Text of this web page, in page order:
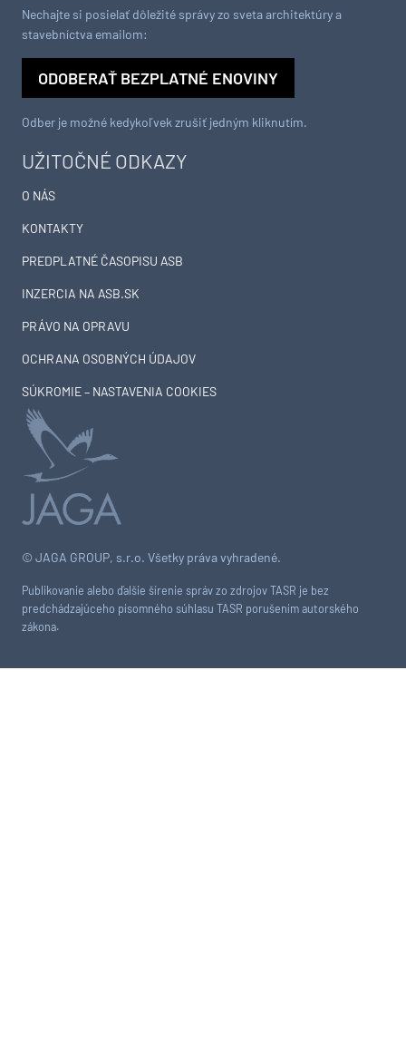
© JAGA GROUP, s.r.o. Všetky práva vyhradené.
Publikovanie alebo ďalšie šírenie správ zo zdrojov TASR je bez
predchádzajúceho písomného súhlasu TASR porušením autorského
zákona.
UŽITOČNÉ ODKAZY
O NÁS
KONTAKTY
PREDPLATNÉ ČASOPISU ASB
INZERCIA NA ASB.SK
PRÁVO NA OPRAVU
OCHRANA OSOBNÝCH ÚDAJOV
SÚKROMIE – NASTAVENIA COOKIES
Nechajte si posielať dôležité správy zo sveta architektúry a
stavebníctva emailom:
ODOBERAŤ BEZPLATNÉ ENOVINY
Odber je možné kedykoľvek zrušiť jedným kliknutím.